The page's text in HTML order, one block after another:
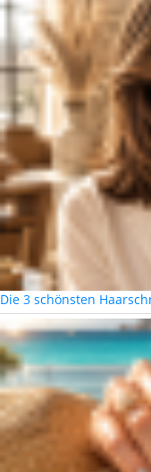
Die 3 schönsten